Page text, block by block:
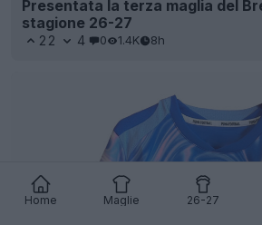
Home Maglie 26-27
Presentata la terza maglia del
stagione 26-27
22 4 0 1.4K 8h